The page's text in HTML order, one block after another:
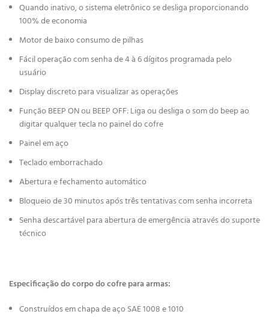
Quando inativo, o sistema eletrônico se desliga proporcionando
100% de economia
Motor de baixo consumo de pilhas
Fácil operação com senha de 4 à 6 dígitos programada pelo
usuário
Display discreto para visualizar as operações
Função BEEP ON ou BEEP OFF: Liga ou desliga o som do beep ao
digitar qualquer tecla no painel do cofre
Painel em aço
Teclado emborrachado
Abertura e fechamento automático
Bloqueio de 30 minutos após três tentativas com senha incorreta
Senha descartável para abertura de emergência através do suporte
técnico
Especificação do corpo do cofre para armas:
Construídos em chapa de aço SAE 1008 e 1010